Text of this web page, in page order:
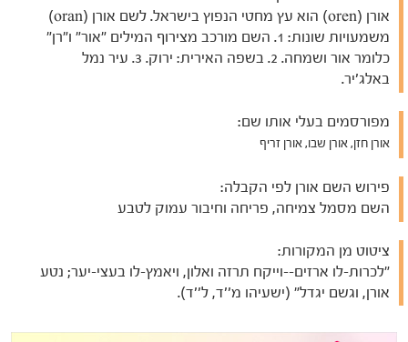
אורן (oren) הוא עץ מחטי הנפוץ בישראל. לשם אורן (oran)
משמעויות שונות: 1. השם מורכב מצירוף המילים "אור" ו"רן"
כלומר אור ושמחה. 2. בשפה האירית: ירוק. 3. עיר נמל
באלג'יר.
מפורסמים בעלי אותו שם:
אורן חזן, אורן שבו, אורן זריף
פירוש השם אורן לפי הקבלה:
השם מסמל צמיחה, פריחה וחיבור עמוק לטבע
ציטוט מן המקורות:
"לכרות-לו ארזים--וייקח תרזה ואלון, ויאמץ-לו בעצי-יער; נטע
אורן, וגשם יגדל" (ישעיהו מ''ד, ל''ד).